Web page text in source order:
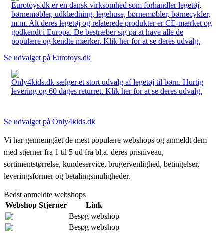
Eurotoys.dk er en dansk virksomhed som forhandler legetøj,
børnemøbler, udklædning, legehuse, børnemøbler, børnecykler,
m.m. Alt deres legetøj og relaterede produkter er CE-mærket og
godkendt i Europa. De bestræber sig på at have alle de
populære og kendte mærker. Klik her for at se deres udvalg.
Se udvalget på Eurotoys.dk
Only4kids.dk sælger et stort udvalg af legetøj til børn. Hurtig
levering og 60 dages returret. Klik her for at se deres udvalg.
Se udvalget på Only4kids.dk
Vi har gennemgået de mest populære webshops og anmeldt dem
med stjerner fra 1 til 5 ud fra bl.a. deres prisniveau,
sortimentstørrelse, kundeservice, brugervenlighed, betingelser,
leveringsformer og betalingsmuligheder.
Bedst anmeldte webshops
Webshop Stjerner
Link
Besøg webshop
Besøg webshop